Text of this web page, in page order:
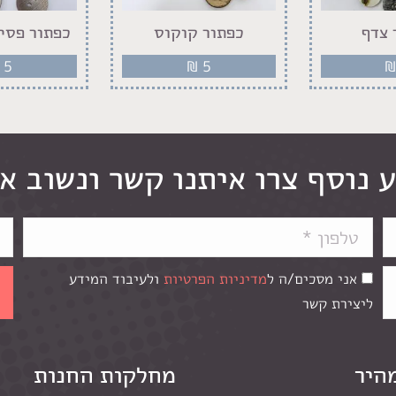
צדף
₪
כפתור קוקוס
₪ 5
כפתור
5
נוסף צרו איתנו קשר ונשוב
אני מסכים/ה למדיניות הפרטיות ולעיבוד המידע
ליצירת קשר
מחלקות החנות